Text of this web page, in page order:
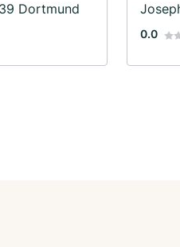
Dortmund
0.0